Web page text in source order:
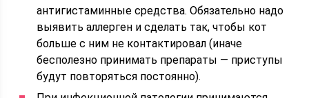
антигистаминные средства. Обязательно надо
выявить аллерген и сделать так, чтобы кот
больше с ним не контактировал (иначе
бесполезно принимать препараты — приступы
будут повторяться постоянно).